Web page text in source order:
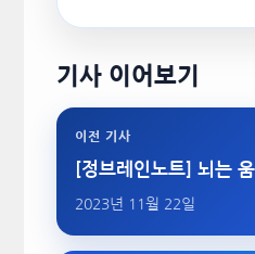
기사 이어보기
이전 기사
[정브레인노트] 뇌는
2023년 11월 22일